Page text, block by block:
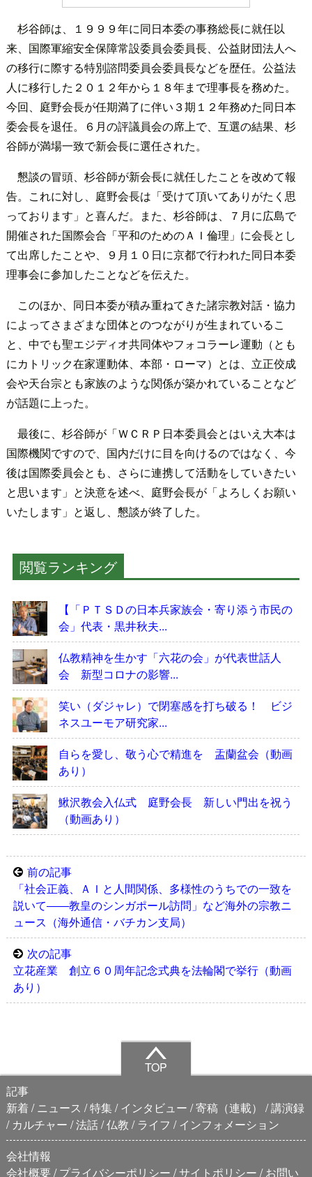
杉谷師は、１９９９年に同日本委の事務総長に就任以
来、国際軍縮安全保障常設委員会委員長、公益財団法人へ
の移行に際する特別諮問委員会委員長などを歴任。公益法
人に移行した２０１２年から１８年まで理事長を務めた。
今回、庭野会長が任期満了に伴い３期１２年務めた同日本
委会長を退任。６月の評議員会の席上で、互選の結果、杉
谷師が満場一致で新会長に選任された。
懇談の冒頭、杉谷師が新会長に就任したことを改めて報
告。これに対し、庭野会長は「受けて頂いてありがたく思
っております」と喜んだ。また、杉谷師は、７月に広島で
開催された国際会合「平和のためのＡＩ倫理」に会長とし
て出席したことや、９月１０日に京都で行われた同日本委
理事会に参加したことなどを伝えた。
このほか、同日本委が積み重ねてきた諸宗教対話・協力
によってさまざまな団体とのつながりが生まれているこ
と、中でも聖エジディオ共同体やフォコラーレ運動（とも
にカトリック在家運動体、本部・ローマ）とは、立正佼成
会や天台宗とも家族のような関係が築かれていることなど
が話題に上った。
最後に、杉谷師が「ＷＣＲＰ日本委員会とはいえ大本は
国際機関ですので、国内だけに目を向けるのではなく、今
後は国際委員会とも、さらに連携して活動をしていきたい
と思います」と決意を述べ、庭野会長が「よろしくお願い
いたします」と返し、懇談が終了した。
閲覧ランキング
【「ＰＴＳＤの日本兵家族会・寄り添う市民の
会」代表・黒井秋夫...
仏教精神を生かす「六花の会」が代表世話人
会 新型コロナの影響...
笑い（ダジャレ）で閉塞感を打ち破る！ ビジ
ネスユーモア研究家...
自らを愛し、敬う心で精進を 盂蘭盆会（動画
あり）
鰍沢教会入仏式 庭野会長 新しい門出を祝う
（動画あり）
前の記事
「社会正義、ＡＩと人間関係、多様性のうちでの一致を
説いて――教皇のシンガポール訪問」など海外の宗教ニ
ュース（海外通信・バチカン支局）
次の記事
立花産業 創立６０周年記念式典を法輪閣で挙行（動画
あり）
TOP
記事
新着
ニュース 特集 インタビュー 寄稿（連載）
講演録
カルチャー 法話 仏教 ライフ
インフォメーション
会社情報
会社概要 プライバシーポリシー サイトポリシー お問い